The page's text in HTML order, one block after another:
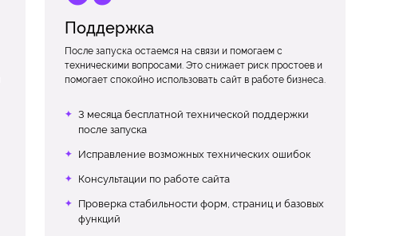
Поддержка
После запуска остаемся на связи и помогаем с
техническими вопросами. Это снижает риск простоев и
помогает спокойно использовать сайт в работе бизнеса.
3 месяца бесплатной технической поддержки
после запуска
Исправление возможных технических ошибок
Консультации по работе сайта
Проверка стабильности форм, страниц и базовых
функций